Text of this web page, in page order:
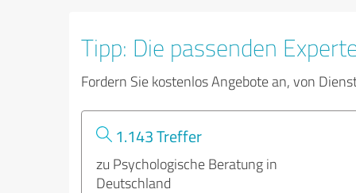
Tipp: Die passenden
Fordern Sie kostenlos Angebote an, von
1.143 Treffer
zu Psychologische Beratung in
Deutschland